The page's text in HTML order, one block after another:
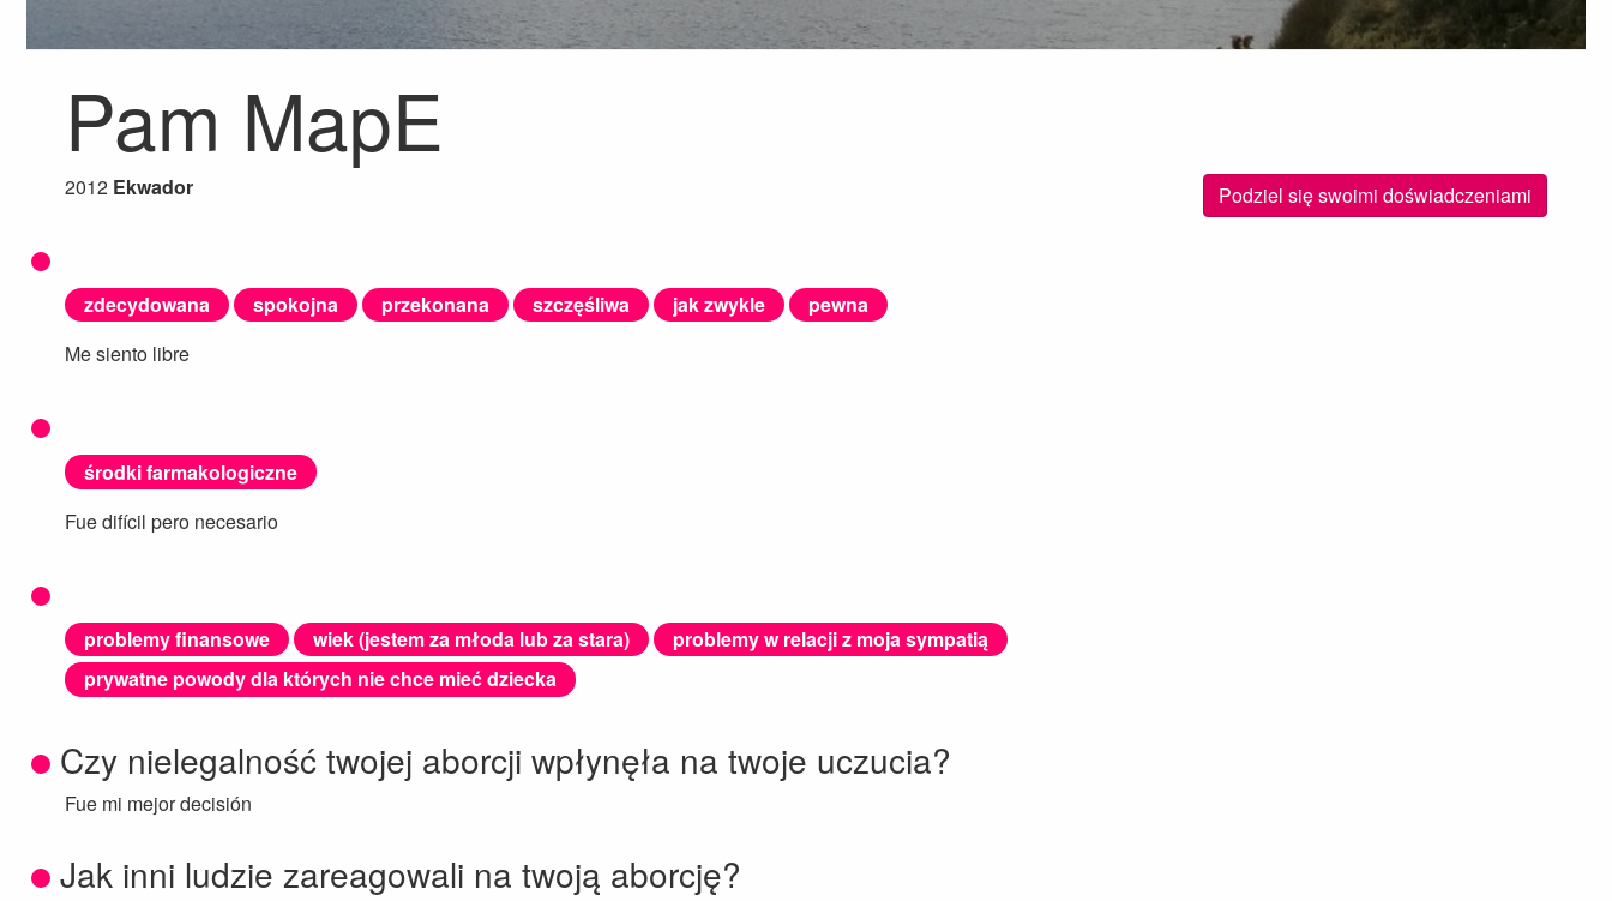
Pam MapE
Podziel się swoimi doświadczeniami
2012 Ekwador
zdecydowana spokojna przekonana szczęśliwa jak zwykle
pewna
Me siento libre
środki farmakologiczne
Fue difícil pero necesario
problemy finansowe wiek (jestem za młoda lub za stara)
problemy w relacji z moja sympatią
prywatne powody dla których nie chce mieć dziecka
Czy nielegalność twojej aborcji wpłynęła na twoje uczucia?
Fue mi mejor decisión
Jak inni ludzie zareagowali na twoją aborcję?